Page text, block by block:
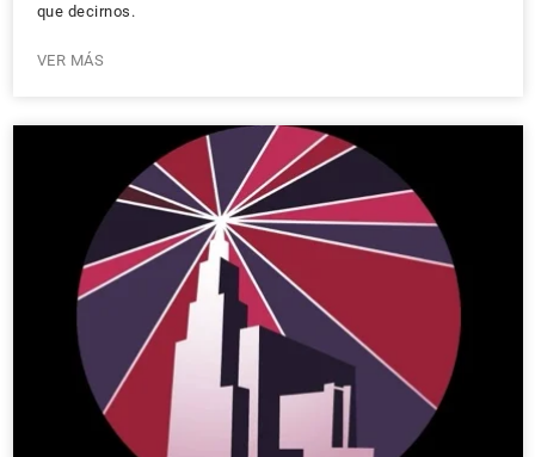
que decirnos.
VER MÁS